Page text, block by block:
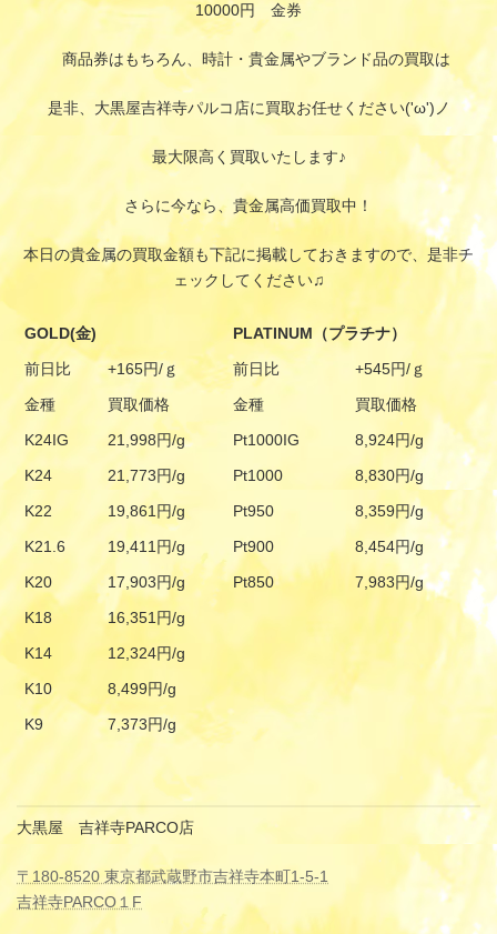
10000円 金券
商品券はもちろん、時計・貴金属やブランド品の買取は
是非、大黒屋吉祥寺パルコ店に買取お任せください('ω')ノ
最大限高く買取いたします♪
さらに今なら、貴金属高価買取中！
本日の貴金属の買取金額も下記に掲載しておきますので、是非チ
ェックしてください♫
GOLD(金)
PLATINUM（プラチナ）
前日比
+165円/ｇ 前日比
+545円/ｇ
金種
買取価格 金種
買取価格
K24IG
21,998円/g Pt1000IG
8,924円/g
K24
21,773円/g Pt1000
8,830円/g
K22
19,861円/g Pt950
8,359円/g
K21.6
19,411円/g Pt900
8,454円/g
K20
17,903円/g Pt850
7,983円/g
K18
16,351円/g
K14
12,324円/g
K10
8,499円/g
K9
7,373円/g
大黒屋 吉祥寺PARCO店
〒180-8520 東京都武蔵野市吉祥寺本町1-5-1
吉祥寺PARCO１F